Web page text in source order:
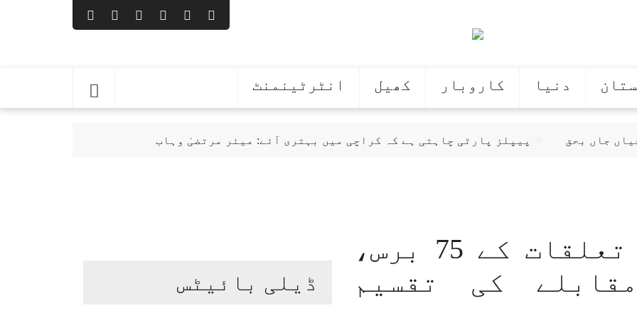
دنیا کاروبار کھیل انٹرٹینمنٹ
پیپلز پارٹی چاہتی ہے کہ کراچی میں بہتری آئے: میئر مرتضیٰ وہاب
کو ترقی کی راہ پر ڈالا: علی پرویز ملک
لاہور میں میٹرو بس سروس 11 اگست سے بند ہونے کا خدشہ
ڈیلی بائیٹس
پاک چین سفارتی تعلقات کے 75 برس،
کی تقسیم